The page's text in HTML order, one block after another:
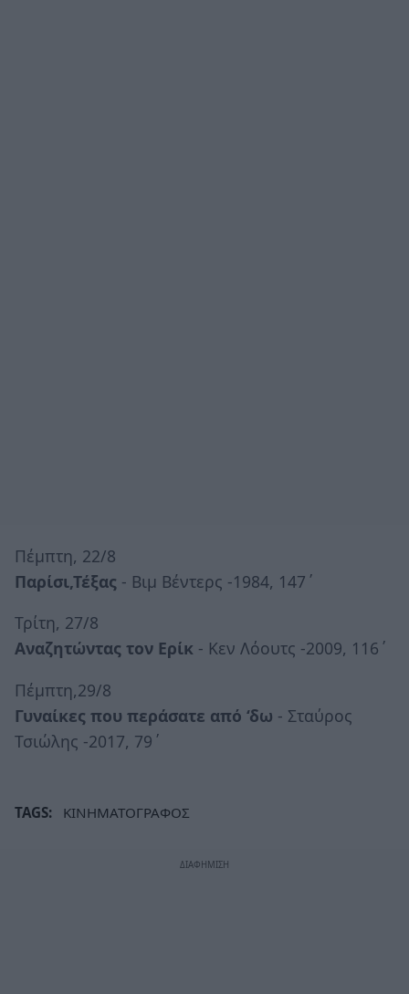
Πέμπτη, 22/8
Παρίσι,Τέξας - Βιμ Βέντερς -1984, 147΄
Τρίτη, 27/8
Αναζητώντας τον Ερίκ - Κεν Λόουτς -2009, 116΄
Πέμπτη,29/8
Γυναίκες που περάσατε από ‘δω - Σταύρος
Τσιώλης -2017, 79΄
TAGS: ΚΙΝΗΜΑΤΟΓΡΑΦΟΣ